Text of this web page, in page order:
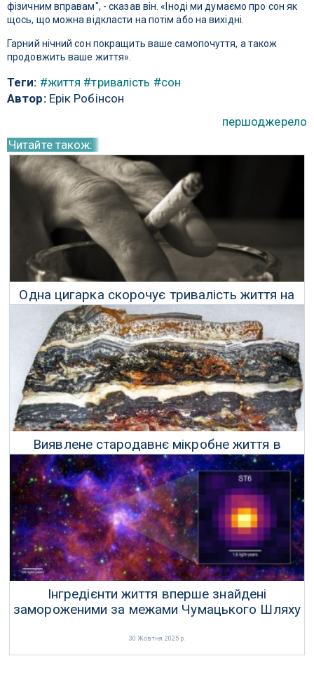
фізичним вправам", - сказав він. «Іноді ми думаємо про сон як
щось, що можна відкласти на потім або на вихідні.
Гарний нічний сон покращить ваше самопочуття, а також
продовжить ваше життя».
Теги: #життя #тривалість #сон
Автор:Ерік Робінсон
першоджерело
Читайте також:
Одна цигарка скорочує тривалість життя на
20 хвилин
01 Січня 2025 р.
Виявлене стародавнє мікробне життя в
породах віком 3,51 мільярда років
24 Листопада 2025 р.
Інгредієнти життя вперше знайдені
замороженими за межами Чумацького Шляху
30 Жовтня 2025 р.